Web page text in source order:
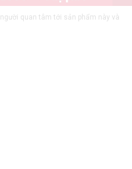
người quan tâm tới sản phẩm này và